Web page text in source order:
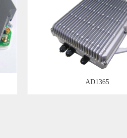
AD1365